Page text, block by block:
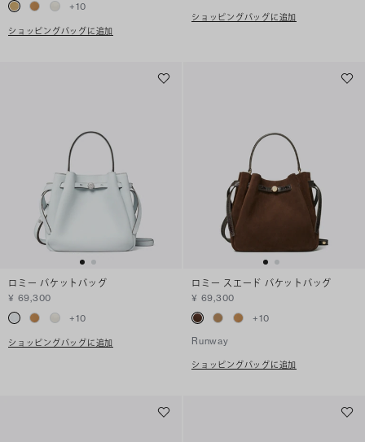
+10
ショッピングバッグに追加
ショッピングバッグに追加
ロミー バケットバッグ
¥ 69,300
+10
ショッピングバッグに追加
ロミー スエード バケットバッグ
¥ 69,300
+10
Runway
ショッピングバッグに追加